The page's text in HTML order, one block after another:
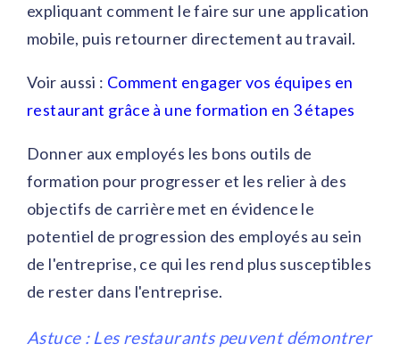
expliquant comment le faire sur une application
mobile, puis retourner directement au travail.
Voir aussi : Comment engager vos équipes en
restaurant grâce à une formation en 3 étapes
Donner aux employés les bons outils de
formation pour progresser et les relier à des
objectifs de carrière met en évidence le
potentiel de progression des employés au sein
de l'entreprise, ce qui les rend plus susceptibles
de rester dans l'entreprise.
Astuce : Les restaurants peuvent démontrer